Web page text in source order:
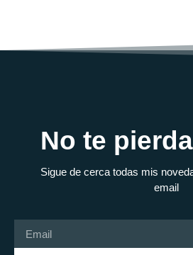
No te
Sigue de cerca todas mis
email